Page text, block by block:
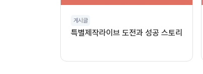
게시글
특별제작라이브 도전과 성공 스토리